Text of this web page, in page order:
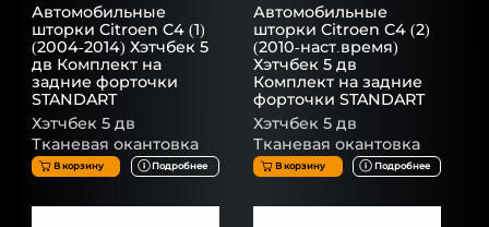
Автомобильные
шторки Citroen C4 (1)
(2004-2014) Хэтчбек 5
дв Комплект на
задние форточки
STANDART
Хэтчбек 5 дв
Тканевая окантовка
В корзину Подробнее
Автомобильные
шторки Citroen C4 (2)
(2010-наст.время)
Хэтчбек 5 дв
Комплект на задние
форточки STANDART
Хэтчбек 5 дв
Тканевая окантовка
В корзину Подробнее